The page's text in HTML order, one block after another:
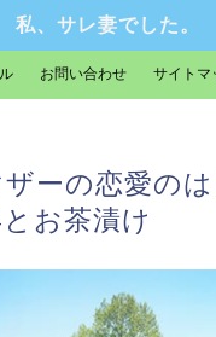
私、サレ妻でした。
お問い合わせ サイトマ
ーの恋愛の
お茶漬け